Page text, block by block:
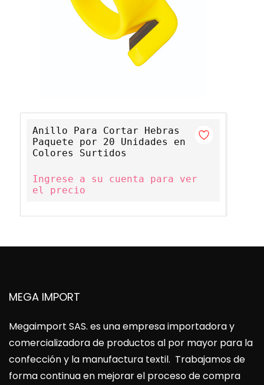
Anillo Para Cortar Hebras
Paquete por 20 Unidades en
Colores Surtidos
Ingrese a su cuenta para ver
el precio
MEGA IMPORT
Megaimport SAS. es una empresa importadora y
comercializadora de productos al por mayor para la
confección y la manufactura textil. Trabajamos de
forma continua en mejorar el proceso de compra